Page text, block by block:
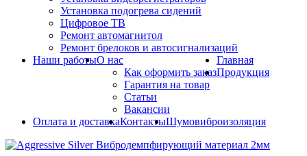
Установка подогрева сидений
Цифровое ТВ
Ремонт автомагнитол
Ремонт брелоков и автосигнализаций
Наши работыО нас
Как оформить заказ
Гарантия на товар
Статьи
Вакансии
Оплата и доставкаКонтакты
Главная
Продукция
Шумовиброизоляция